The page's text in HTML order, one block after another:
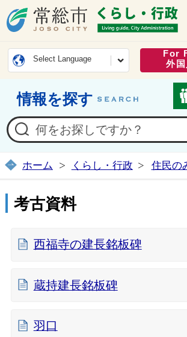
常総市公
Select Language
For
外
情報を探す
ホーム くらし・行政 住民の
考古資料
西福寺の建長銘板碑
蔵持建長銘板碑
羽口